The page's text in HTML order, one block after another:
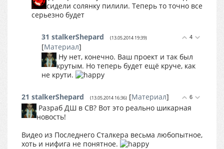
сидели солянку пилили. Теперь то точно все
серьезно будет
4
31 stalkerShepard (13.05.2014 19:39)
[Материал]
Ну нет, конечно. Ваш проект и так был
крутым. Но теперь будет ещё круче, как
не крути.
6
21 stalkerShepard (13.05.2014 16:36) [Материал]
Разраб ДШ в СВ? Вот это реально шикарная
новость!
Видео из Последнего Сталкера весьма любопытное,
хоть и нифига не понятное.